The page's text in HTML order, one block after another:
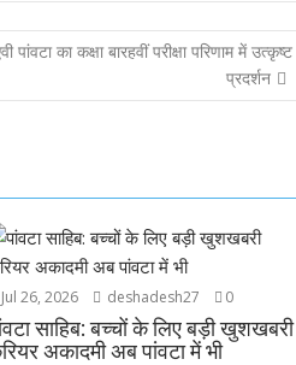
का कक्षा बारहवीं परीक्षा परिणाम में उत्कृष्ट
प्रदर्शन
Jul 26, 2026 deshadesh27 0
साहिब: बच्चों के लिए बड़ी खुशखबरी
अकादमी अब पांवटा में भी